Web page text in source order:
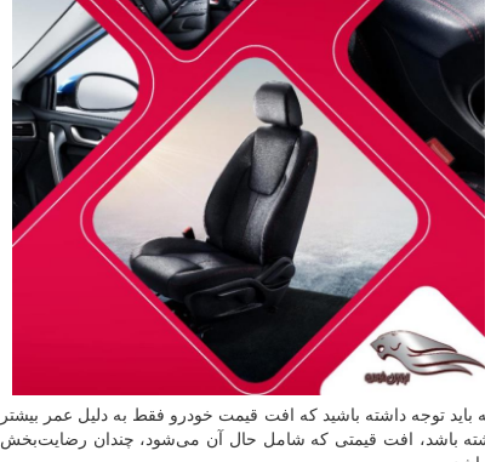
توجه داشته باشید که افت قیمت خودرو فقط به دلیل عمر بیشتر
باشد، افت قیمتی که شامل حال آن می‌شود، چندان رضایت‌بخش